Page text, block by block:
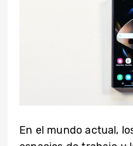
En el mundo actual,